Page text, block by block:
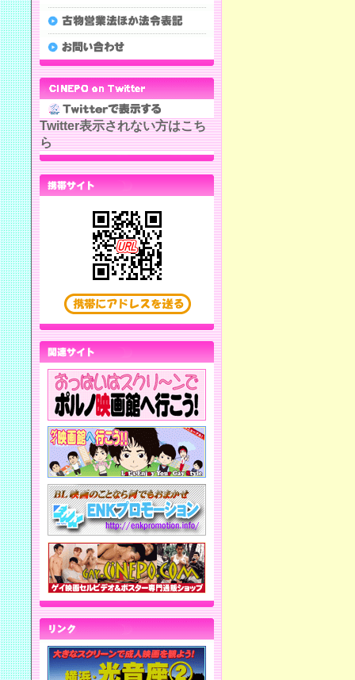
Twitter表示されない方はこち
ら